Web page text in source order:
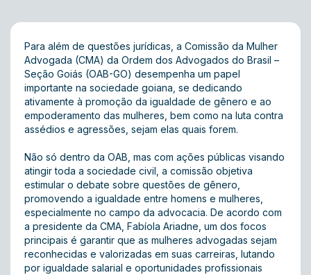
Para além de questões jurídicas, a Comissão da Mulher
Advogada (CMA) da Ordem dos Advogados do Brasil –
Seção Goiás (OAB-GO) desempenha um papel
importante na sociedade goiana, se dedicando
ativamente à promoção da igualdade de gênero e ao
empoderamento das mulheres, bem como na luta contra
assédios e agressões, sejam elas quais forem.
Não só dentro da OAB, mas com ações públicas visando
atingir toda a sociedade civil, a comissão objetiva
estimular o debate sobre questões de gênero,
promovendo a igualdade entre homens e mulheres,
especialmente no campo da advocacia. De acordo com
a presidente da CMA, Fabíola Ariadne, um dos focos
principais é garantir que as mulheres advogadas sejam
reconhecidas e valorizadas em suas carreiras, lutando
por igualdade salarial e oportunidades profissionais